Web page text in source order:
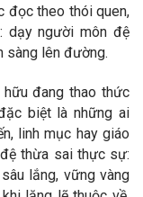
đọc theo thói quen,
dạy người môn đệ
sàng lên đường.
đang thao thức
biệt là những ai
linh mục hay giáo
thừa sai thực sự:
lắng, vững vàng